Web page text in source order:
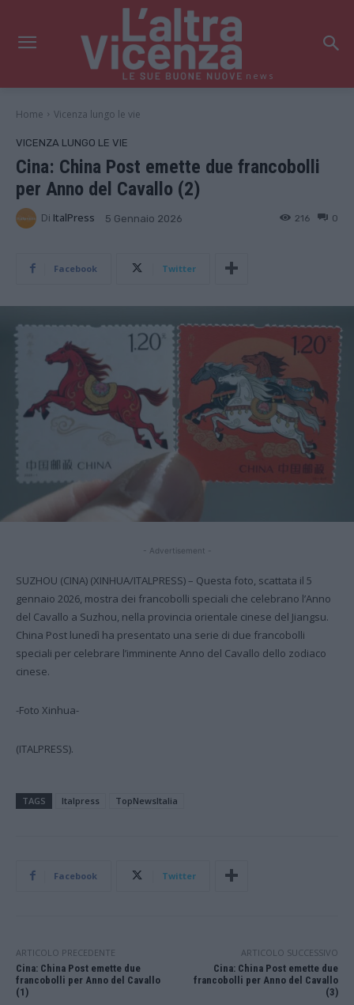
news
Home Vicenza lungo le vie
VICENZA LUNGO LE VIE
Cina: China Post emette due francobolli
per Anno del Cavallo (2)
Di ItalPress 5 Gennaio 2026 0
216
Facebook Twitter
- Advertisement -
SUZHOU (CINA) (XINHUA/ITALPRESS) – Questa foto, scattata il 5
gennaio 2026, mostra dei francobolli speciali che celebrano l’Anno
del Cavallo a Suzhou, nella provincia orientale cinese del Jiangsu.
China Post lunedì ha presentato una serie di due francobolli
speciali per celebrare l’imminente Anno del Cavallo dello zodiaco
cinese.
-Foto Xinhua-
(ITALPRESS).
TAGS Italpress TopNewsItalia
Facebook Twitter
ARTICOLO PRECEDENTE
Cina: China Post emette due
francobolli per Anno del Cavallo
(1)
ARTICOLO SUCCESSIVO
Cina: China Post emette due
francobolli per Anno del Cavallo
(3)